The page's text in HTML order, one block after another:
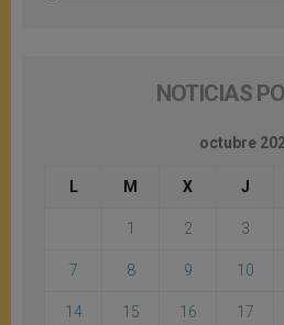
NOTICIAS
octubre
L M X J
1 2 3
7 8 9 10
14 15 16 17